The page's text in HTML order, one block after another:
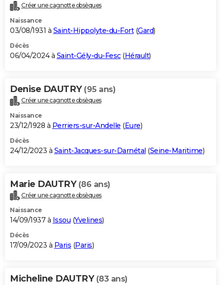
Créer une cagnotte obsèques
Naissance
03/08/1931 à Saint-Hippolyte-du-Fort(Gard)
Décès
06/04/2024 à Saint-Gély-du-Fesc(Hérault)
Denise DAUTRY (95 ans)
Créer une cagnotte obsèques
Naissance
23/12/1928 à Perriers-sur-Andelle (Eure)
Décès
24/12/2023 à Saint-Jacques-sur-Darnétal (Seine-Maritime)
Marie DAUTRY (86 ans)
Créer une cagnotte obsèques
Naissance
14/09/1937 à Issou (Yvelines)
Décès
17/09/2023 à Paris (Paris)
Micheline DAUTRY (83 ans)